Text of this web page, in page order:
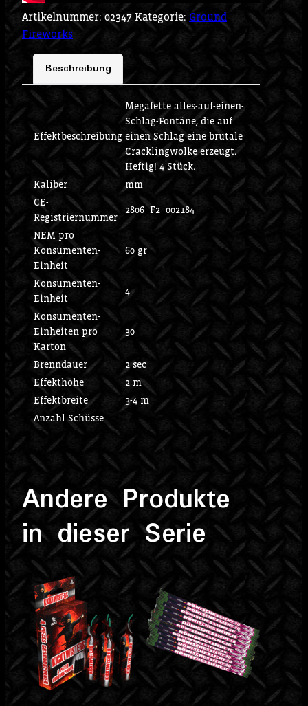
Artikelnummer:02347 Kategorie: Ground
Fireworks
Beschreibung
Effektbeschreibung
Megafette alles-auf-einen-
Schlag-Fontäne, die auf
einen Schlag eine brutale
Cracklingwolke erzeugt.
Heftig! 4 Stück.
Kaliber
mm
CE-
Registriernummer
2806−F2−002184
NEM pro
Konsumenten-
Einheit
60 gr
Konsumenten-
Einheit
4
Konsumenten-
Einheiten pro
Karton
30
Brenndauer
2 sec
Effekthöhe
2 m
Effektbreite
3-4 m
Anzahl Schüsse
Andere Produkte
in dieser Serie